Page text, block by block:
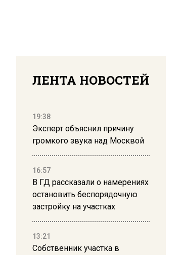
ЛЕНТА НОВОСТЕЙ
19:38
Эксперт объяснил причину
громкого звука над Москвой
16:57
В ГД рассказали о намерениях
остановить беспорядочную
застройку на участках
13:21
Собственник участка в